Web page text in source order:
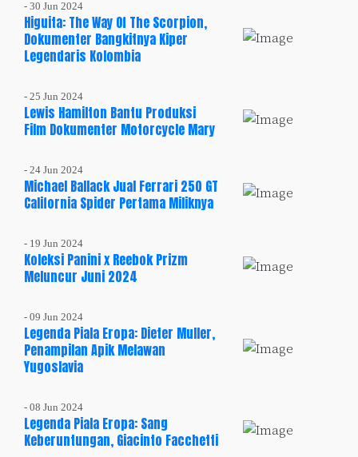
- 30 Jun 2024
Higuita: The Way Of The Scorpion,
Dokumenter Bangkitnya Kiper
Legendaris Kolombia
- 25 Jun 2024
Lewis Hamilton Bantu Produksi
Film Dokumenter Motorcycle Mary
- 24 Jun 2024
Michael Ballack Jual Ferrari 250 GT
California Spider Pertama Miliknya
- 19 Jun 2024
Koleksi Panini x Reebok Prizm
Meluncur Juni 2024
- 09 Jun 2024
Legenda Piala Eropa: Dieter Muller,
Penampilan Apik Melawan
Yugoslavia
- 08 Jun 2024
Legenda Piala Eropa: Sang
Keberuntungan, Giacinto Facchetti